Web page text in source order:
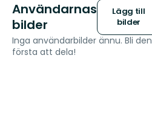
Användarnas
bilder
Lägg till
bilder
Inga användarbilder ännu. Bli den
första att dela!